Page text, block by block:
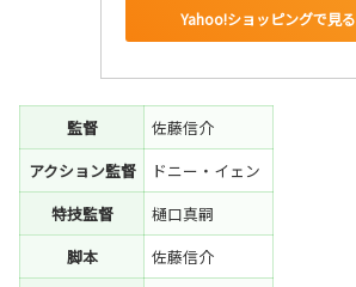
Yahoo!ショッピングで見る
監督
佐藤信介
アクション監督
ドニー・イェン
特技監督
樋口真嗣
脚本
佐藤信介